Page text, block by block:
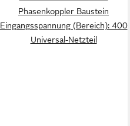
Phasenkoppler Baustein
Eingangsspannung (Bereich): 400
Universal-Netzteil